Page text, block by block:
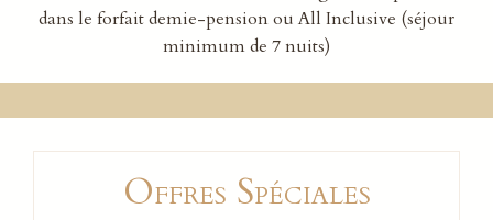
dans le forfait demie-pension ou All Inclusive (séjour
minimum de 7 nuits)
Offres Spéciales